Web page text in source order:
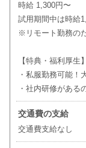
時給 1,300円〜
試用期間中は時給
※リモート勤務の
【特典・福利厚生】
・私服勤務可能！
・社内研修がある
交通費の支給
交通費支給なし